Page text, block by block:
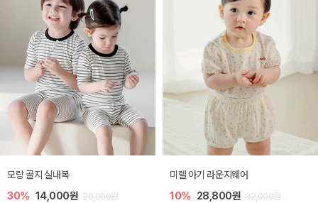
모랑 골지 실내복
30% 14,000원 20,000원
미렐 아기 라운지웨어
10% 28,800원 32,000원